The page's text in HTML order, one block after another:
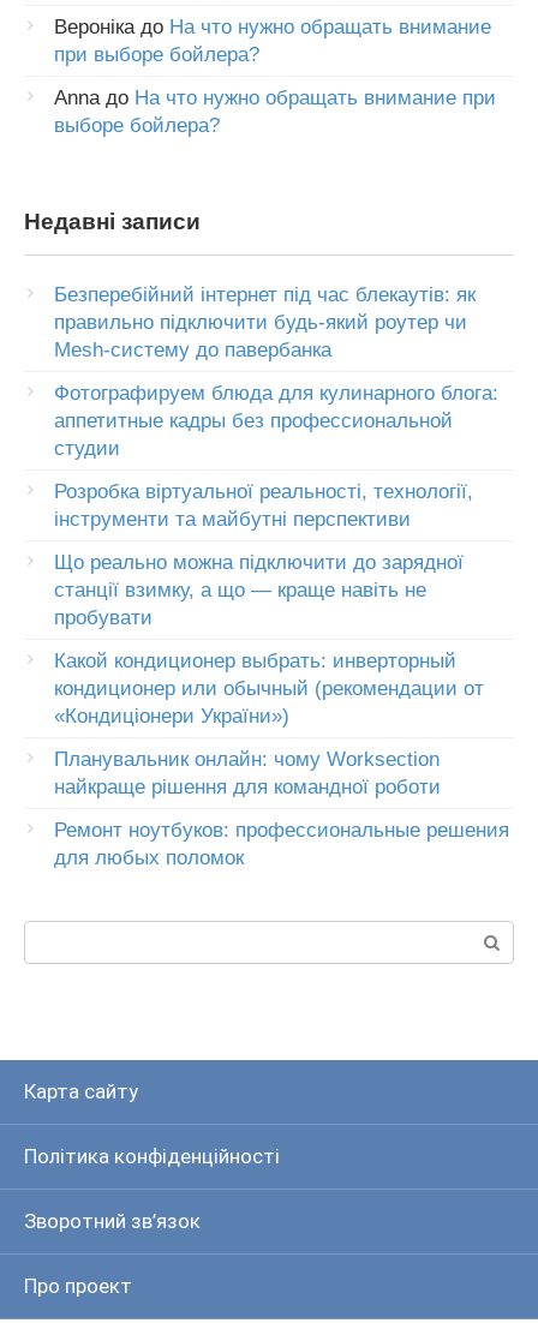
Вероніка до На что нужно обращать внимание
при выборе бойлера?
Anna до На что нужно обращать внимание при
выборе бойлера?
Недавні записи
Безперебійний інтернет під час блекаутів: як
правильно підключити будь-який роутер чи
Mesh-систему до павербанка
Фотографируем блюда для кулинарного блога:
аппетитные кадры без профессиональной
студии
Розробка віртуальної реальності, технології,
інструменти та майбутні перспективи
Що реально можна підключити до зарядної
станції взимку, а що — краще навіть не
пробувати
Какой кондиционер выбрать: инверторный
кондиционер или обычный (рекомендации от
«Кондиціонери України»)
Планувальник онлайн: чому Worksection
найкраще рішення для командної роботи
Ремонт ноутбуков: профессиональные решения
для любых поломок
Карта сайту
Політика конфіденційності
Зворотний зв’язок
Про проект